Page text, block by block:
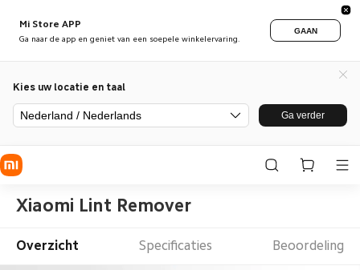
Mi Store APP
Ga naar de app en geniet van een soepele winkelervaring.
GAAN
Kies uw locatie en taal
Nederland / Nederlands Ga verder
Xiaomi Lint Remover
Overzicht Specificaties Beoordeling